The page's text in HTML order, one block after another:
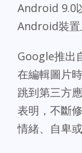
Android 9.0
Android裝置
Google推出
在編輯圖片
跳到第三方
表明，不斷
情緒、自卑